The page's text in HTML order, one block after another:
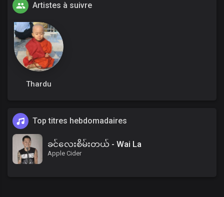
Artistes à suivre
Thardu
Top titres hebdomadaires
ခင်လေးစိမ်းတယ် - Wai La
Apple Cider